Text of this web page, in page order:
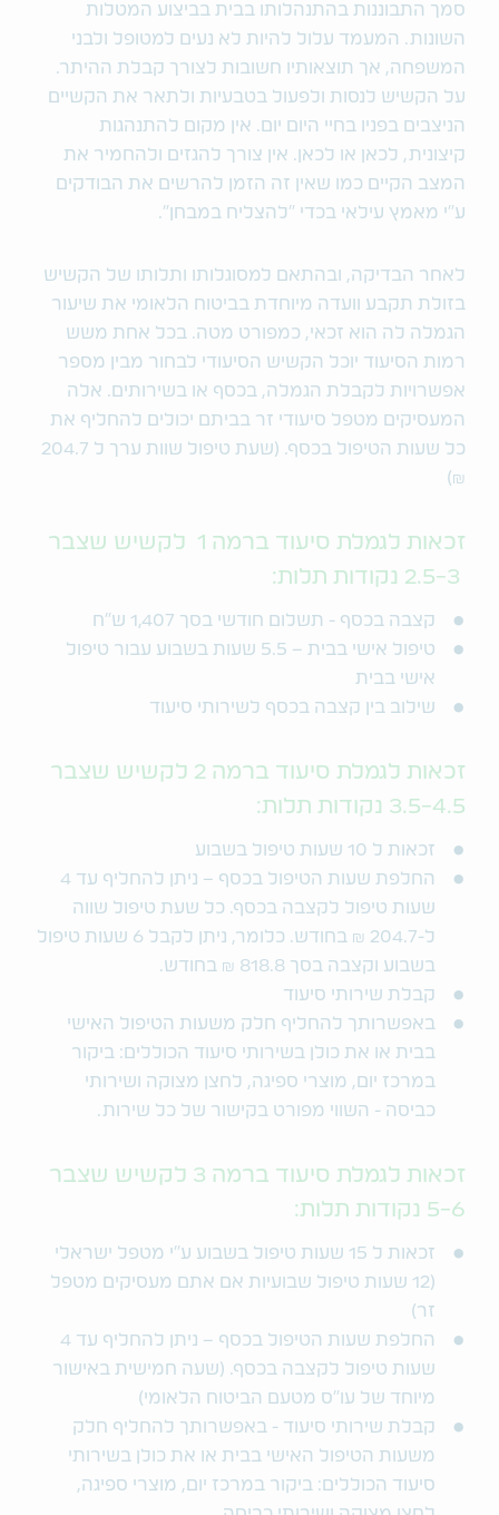
סמך התבוננות בהתנהלותו בבית בביצוע המטלות
השונות. המעמד עלול להיות לא נעים למטופל ולבני
המשפחה, אך תוצאותיו חשובות לצורך קבלת ההיתר.
על הקשיש לנסות ולפעול בטבעיות ולתאר את הקשיים
הניצבים בפניו בחיי היום יום. אין מקום להתנהגות
קיצונית, לכאן או לכאן. אין צורך להגזים ולהחמיר את
המצב הקיים כמו שאין זה הזמן להרשים את הבודקים
ע"י מאמץ עילאי בכדי "להצליח במבחן".
לאחר הבדיקה, ובהתאם למסוגלותו ותלותו של הקשיש
בזולת תקבע וועדה מיוחדת בביטוח הלאומי את שיעור
הגמלה לה הוא זכאי, כמפורט מטה. בכל אחת משש
רמות הסיעוד יוכל הקשיש הסיעודי לבחור מבין מספר
אפשרויות לקבלת הגמלה, בכסף או בשירותים. אלה
המעסיקים מטפל סיעודי זר בביתם יכולים להחליף את
כל שעות הטיפול בכסף. (שעת טיפול שוות ערך ל 204.7
₪)
זכאות לגמלת סיעוד ברמה 1 לקשיש שצבר
קצבה בכסף - תשלום חודשי בסך 1,407 ש"ח
טיפול אישי בבית – 5.5 שעות בשבוע עבור טיפול
אישי בבית
שילוב בין קצבה בכסף לשירותי סיעוד
זכאות לגמלת סיעוד ברמה 2 לקשיש שצבר
3.5-4.5 נקודות תלות:
זכאות ל 10 שעות טיפול בשבוע
החלפת שעות הטיפול בכסף – ניתן להחליף עד 4
שעות טיפול לקצבה בכסף. כל שעת טיפול שווה
ל-204.7 ₪ בחודש. כלומר, ניתן לקבל 6 שעות טיפול
בשבוע וקצבה בסך 818.8 ₪ בחודש.
קבלת שירותי סיעוד
באפשרותך להחליף חלק משעות הטיפול האישי
בבית או את כולן בשירותי סיעוד הכוללים: ביקור
במרכז יום, מוצרי ספיגה, לחצן מצוקה ושירותי
כביסה - השווי מפורט בקישור של כל שירות.
זכאות לגמלת סיעוד ברמה 3 לקשיש שצבר
5-6 נקודות תלות:
זכאות ל 15 שעות טיפול בשבוע ע"י מטפל ישראלי
(12 שעות טיפול שבועיות אם אתם מעסיקים מטפל
זר)
החלפת שעות הטיפול בכסף – ניתן להחליף עד 4
שעות טיפול לקצבה בכסף. (שעה חמישית באישור
מיוחד של עו"ס מטעם הביטוח הלאומי)
קבלת שירותי סיעוד - באפשרותך להחליף חלק
משעות הטיפול האישי בבית או את כולן בשירותי
סיעוד הכוללים: ביקור במרכז יום, מוצרי ספיגה,